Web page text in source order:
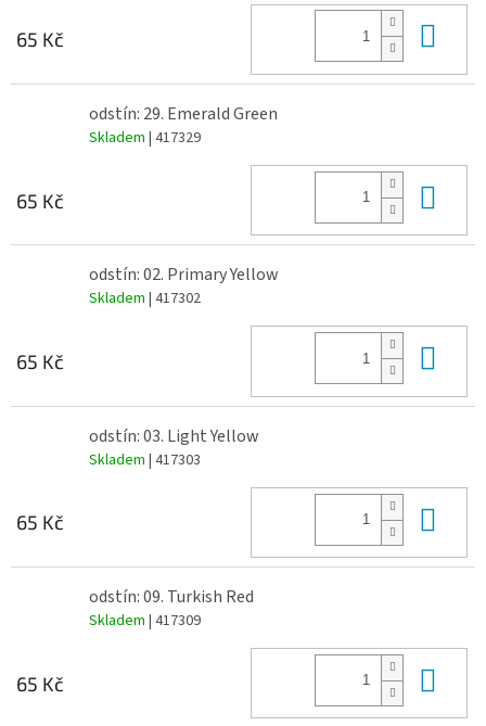
65 Kč
odstín: 29. Emerald Green
Skladem | 417329
65 Kč
odstín: 02. Primary Yellow
Skladem | 417302
65 Kč
odstín: 03. Light Yellow
Skladem | 417303
65 Kč
odstín: 09. Turkish Red
Skladem | 417309
65 Kč